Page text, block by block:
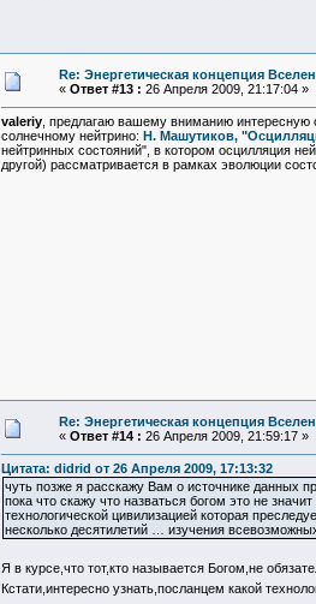
Re: Энергетическая концепция
« Ответ #13 : 26 Апреля 2009, 21:17:04 »
valeriy, предлагаю вашему вниманию интересную
солнечному нейтрино: Н. Машутиков,
нейтринных состояний", в котором осцилляция
другой) рассматривается в рамках эволюции
Re: Энергетическая концепция
« Ответ #14 : 26 Апреля 2009, 21:59:17 »
Цитата: didrid от 26 Апреля 2009, 17:13:32
чуть позже я расскажу Вам о источнике данных
пока что скажу что назваться богом это не
технологической цивилизацией которая
несколько десятилетий … изучения
Я в курсе,что тот,кто называется Богом,не
Кстати,интересно узнать,посланцем какой